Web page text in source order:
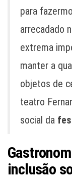
para
arrecadado
extrema
manter a
objetos de
teatro
social da
inclusão